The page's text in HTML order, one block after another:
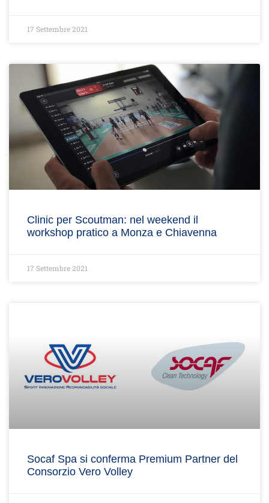
17 Settembre 2021
Clinic per Scoutman: nel weekend il
workshop pratico a Monza e Chiavenna
17 Settembre 2021
Socaf Spa si conferma Premium Partner del
Consorzio Vero Volley